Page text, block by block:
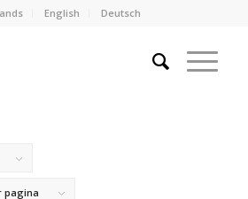
English Deutsch
pagina